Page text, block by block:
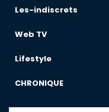
Les-indiscrets
Web TV
Lifestyle
CHRONIQUE